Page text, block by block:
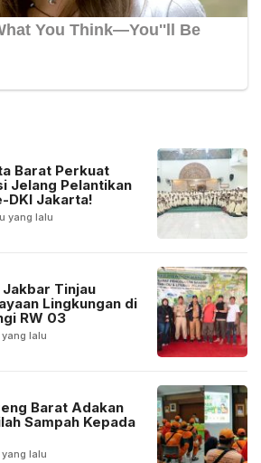
yang lalu
Barat Perkuat
Jelang Pelantikan
DKI Jakarta!
lalu
Jakbar Tinjau
Lingkungan di
RW 03
lalu
Barat Adakan
Sampah Kepada